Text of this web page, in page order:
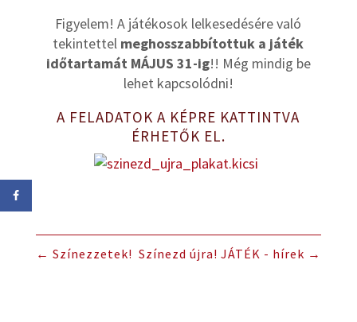
Figyelem! A játékosok lelkesedésére való
tekintettel meghosszabbítottuk a játék
időtartamát MÁJUS 31-ig!! Még mindig be
lehet kapcsolódni!
A FELADATOK A KÉPRE KATTINTVA
ÉRHETŐK EL.
← Színezzetek! Színezd újra! JÁTÉK - hírek →